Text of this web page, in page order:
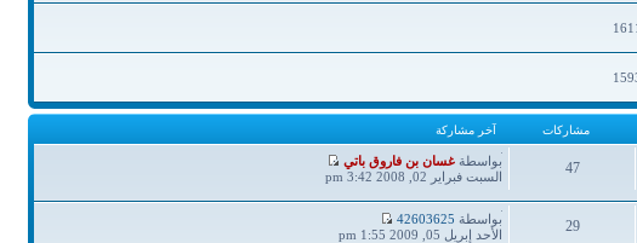
مشاركات آخر مشاركة
47
مشاركات
آخر
مشاركة
بواسطة غسان بن فاروق باتي
السبت فبراير 02, 2008 3:42 pm
29
آخر
مشاركة
بواسطة 42603625
الأحد إبريل 05, 2009 1:55 pm